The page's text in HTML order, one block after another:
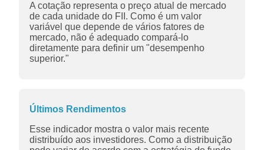
A cotação representa o preço atual de mercado
de cada unidade do FII. Como é um valor
variável que depende de vários fatores de
mercado, não é adequado compará-lo
diretamente para definir um "desempenho
superior."
Últimos Rendimentos
Esse indicador mostra o valor mais recente
distribuído aos investidores. Como a distribuição